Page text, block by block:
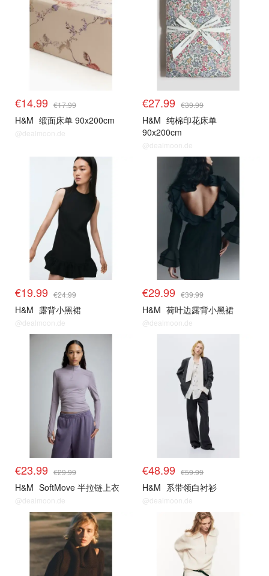
€14.99 €17.99
H&M 缎面床单 90x200cm
@dealmoon.de
€27.99 €39.99
H&M 纯棉印花床单
90x200cm
@dealmoon.de
€19.99 €24.99
H&M 露背小黑裙
@dealmoon.de
€29.99 €39.99
H&M 荷叶边露背小黑裙
@dealmoon.de
€23.99 €29.99
H&M SoftMove 半拉链上衣
@dealmoon.de
€48.99 €59.99
H&M 系带领白衬衫
@dealmoon.de